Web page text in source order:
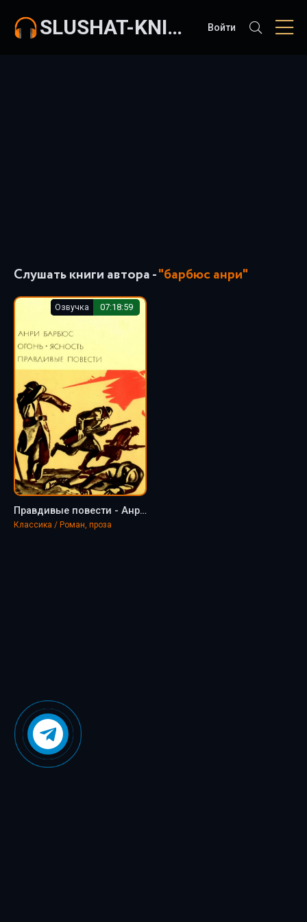
SLUSHAT-KNIGI.COM Войти
Слушать книги автора -"барбюс анри"
Озвучка 07:18:59
Правдивые повести - Анри Барбюс
Классика / Роман, проза